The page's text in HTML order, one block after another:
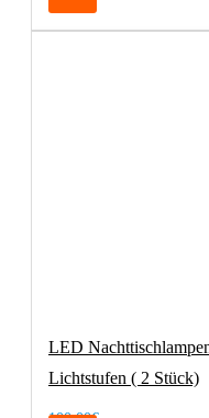
LED
Lichtstufen ( 2 Stück)